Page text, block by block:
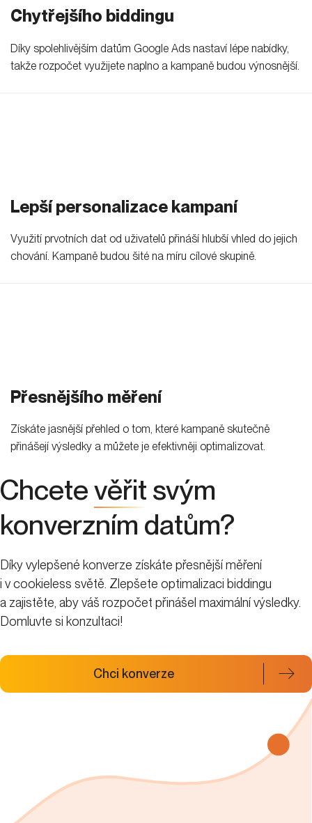
Chytřejšího biddingu
Díky spolehlivějším datům Google Ads nastaví lépe nabídky,
takže rozpočet využijete naplno a kampaně budou výnosnější.
Lepší personalizace kampaní
Využití prvotních dat od uživatelů přináší hlubší vhled do jejich
chování. Kampaně budou šité na míru cílové skupině.
Přesnějšího měření
Získáte jasnější přehled o tom, které kampaně skutečně
přinášejí výsledky a můžete je efektivněji optimalizovat.
Chcetevěřit svým
konverzním datům?
Díky vylepšené konverze získáte přesnější měření
i v cookieless světě. Zlepšete optimalizaci biddingu
a zajistěte, aby váš rozpočet přinášel maximální výsledky.
Domluvte si konzultaci!
Chci konverze